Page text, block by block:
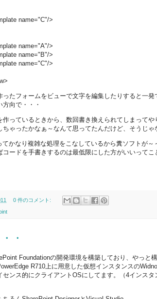
name="C"/>
name="A"/>
name="B"/>
name="C"/>
ったフォームをビューで文字を編集したりすると一発
向で・・・
作っているときから、数回書き換えられてしまって
ちゃったかなぁ～なんて思ってたんだけど、そうじゃ
てかなり複雑な処理をこなしているから糞ソフトが
コードを手書きするのは最低限にした方がいいってこ
0 件のコメント:
・
Foundationの開発環境を構築しており、やっと
R710上に用意した仮想インスタンスの
センス的にクライアントOSにしてます。（4インス